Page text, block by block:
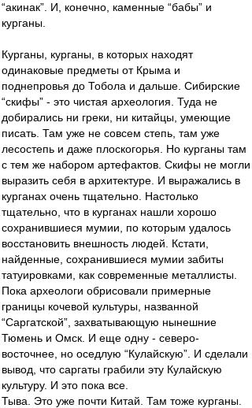
“акинак”. И, конечно, каменные “бабы” и
курганы.
Курганы, курганы, в которых находят
одинаковые предметы от Крыма и
поднепровья до Тобола и дальше. Сибирские
“скифы” - это чистая археология. Туда не
добирались ни греки, ни китайцы, умеющие
писать. Там уже не совсем степь, там уже
лесостепь и даже плоскогорья. Но курганы там
с тем же набором артефактов. Скифы не могли
выразить себя в архитектуре. И выражались в
курганах очень тщательно. Настолько
тщательно, что в курганах нашли хорошо
сохранившиеся мумии, по которым удалось
восстановить внешность людей. Кстати,
найденные, сохранившиеся мумии забиты
татуировками, как современные металлисты.
Пока археологи обрисовали примерные
границы кочевой культуры, названной
“Саргатской”, захватывающую нынешние
Тюмень и Омск. И еще одну - северо-
восточнее, но оседлую “Кулайскую”. И сделали
вывод, что саргаты грабили эту Кулайскую
культуру. И это пока все.
Тыва. Это уже почти Китай. Там тоже курганы.